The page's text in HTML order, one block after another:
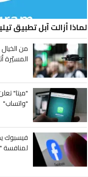
لماذا أزالت آبل تطبيق
من
المسيّرة
"ميتا"
"واتساب"
فيسبوك
لمنافسة